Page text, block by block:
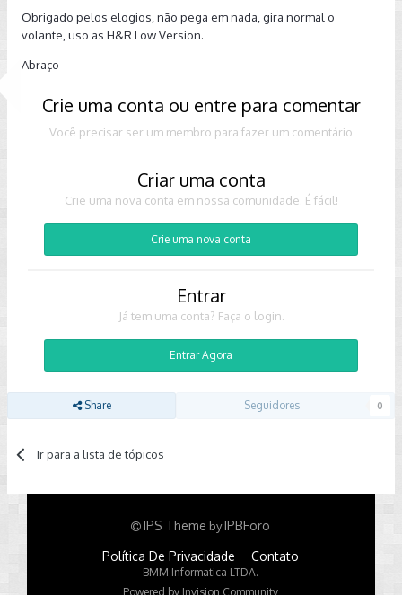
Obrigado pelos elogios, não pega em nada, gira normal o
volante, uso as H&R Low Version.
Abraço
Crie uma conta ou entre para comentar
Você precisar ser um membro para fazer um comentário
Criar uma conta
Crie uma nova conta em nossa comunidade. É fácil!
Crie uma nova conta
Entrar
Já tem uma conta? Faça o login.
Entrar Agora
Share Seguidores 0
Ir para a lista de tópicos
IPS Theme byIPBForo
Política De Privacidade Contato
BMM Informatica LTDA.
Powered by Invision Community